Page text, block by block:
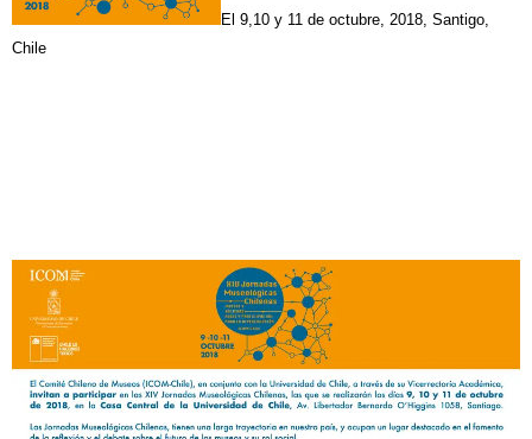
El 9,10 y 11 de octubre, 2018, Santigo,
Chile